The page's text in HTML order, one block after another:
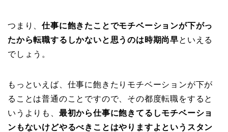
つまり、仕事に飽きたことでモチベーションが下がっ
たから転職するしかないと思うのは時期尚早といえる
でしょう。
もっといえば、仕事に飽きたりモチベーションが下が
ることは普通のことですので、その都度転職をすると
いうよりも、 最初から仕事に飽きてるしモチベーショ
ンもないけどやるべきことはやりますよというスタン